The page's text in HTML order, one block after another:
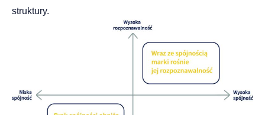
struktury.